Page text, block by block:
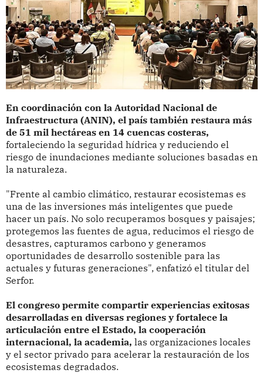
En coordinación con la Autoridad Nacional de
Infraestructura (ANIN), el país también restaura más
de 51 mil hectáreas en 14 cuencas costeras,
fortaleciendo la seguridad hídrica y reduciendo el
riesgo de inundaciones mediante soluciones basadas en
la naturaleza.
"Frente al cambio climático, restaurar ecosistemas es
una de las inversiones más inteligentes que puede
hacer un país. No solo recuperamos bosques y paisajes;
protegemos las fuentes de agua, reducimos el riesgo de
desastres, capturamos carbono y generamos
oportunidades de desarrollo sostenible para las
actuales y futuras generaciones", enfatizó el titular del
Serfor.
El congreso permite compartir experiencias exitosas
desarrolladas en diversas regiones y fortalece la
articulación entre el Estado, la cooperación
internacional, la academia, las organizaciones locales
y el sector privado para acelerar la restauración de los
ecosistemas degradados.